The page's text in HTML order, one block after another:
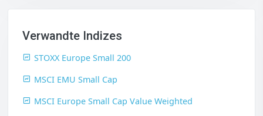
Verwandte Indizes
STOXX Europe Small 200
MSCI EMU Small Cap
MSCI Europe Small Cap Value Weighted